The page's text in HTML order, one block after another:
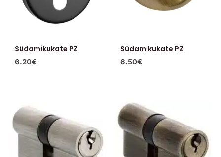
Südamikukate PZ
6.20€
Südamikukate PZ
6.50€